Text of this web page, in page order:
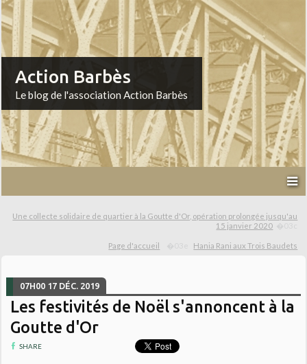
Action Barbès
Le blog de l'association Action Barbès
Une collecte solidaire de quartier à la Goutte d'Or, opération prolongée jusqu'au
15 janvier 2020
Page d'accueil Hania Rani aux Trois Baudets
07H00 17 DÉC. 2019
Les festivités de Noël s'annoncent à la
Goutte d'Or
SHARE